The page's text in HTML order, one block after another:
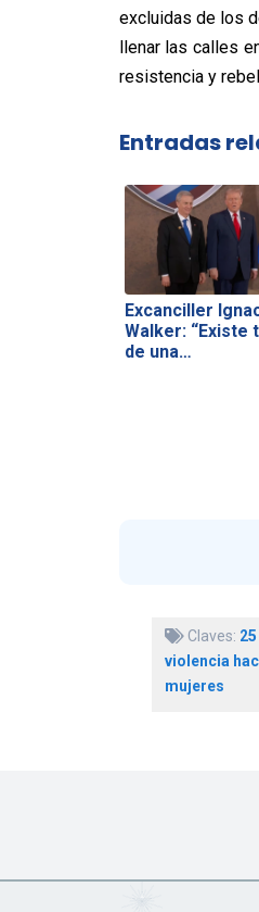
excluidas de los
llenar las calles
resistencia y
Entradas
Excanciller
Walker: “Existe
de una…
Claves:
violencia
mujeres